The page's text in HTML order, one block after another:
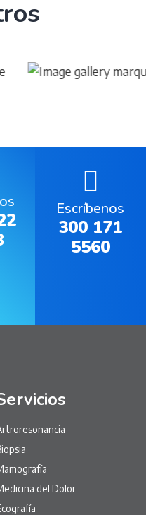
Escríbenos
300 171
5560
del Dolor